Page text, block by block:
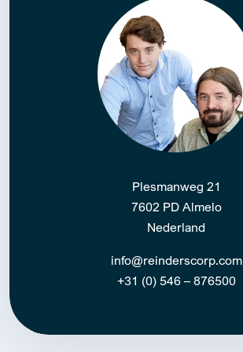
Plesmanweg 21
7602 PD Almelo
Nederland
info@reinderscorp.com
+31 (0) 546 – 876500